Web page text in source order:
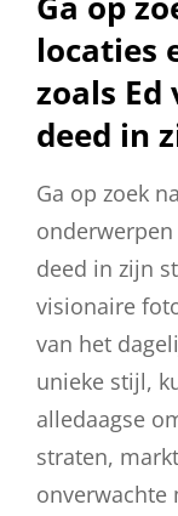
locaties
zoals
deed in
Ga op zoek
onderwerpen
deed in zijn
visionaire
van het
unieke stijl,
alledaagse
straten,
onverwachte